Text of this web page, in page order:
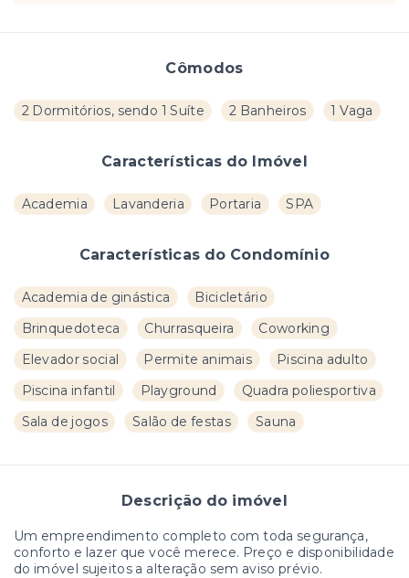
Cômodos
2 Dormitórios, sendo 1 Suíte 2 Banheiros 1 Vaga
Características do Imóvel
Academia Lavanderia Portaria SPA
Características do Condomínio
Academia de ginástica
Bicicletário
Brinquedoteca
Churrasqueira
Coworking
Elevador social
Permite animais
Piscina adulto
Piscina infantil
Playground
Quadra poliesportiva
Sala de jogos
Salão de festas Sauna
Descrição do imóvel
Um empreendimento completo com toda segurança,
conforto e lazer que você merece. Preço e disponibilidade
do imóvel sujeitos a alteração sem aviso prévio.